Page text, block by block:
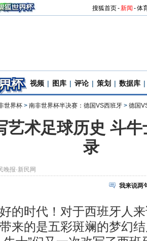
搜狐首页-新闻 -体
视频 | 图库 | 评论 | 策划 | 数据库 |
世界杯 > 南非世界杯半决赛：德国VS西班牙 > 德国
艺术足球历史 斗
录
晚报·新民网
我来说两
时代！对于西班牙人来
来的是五彩斑斓的梦幻